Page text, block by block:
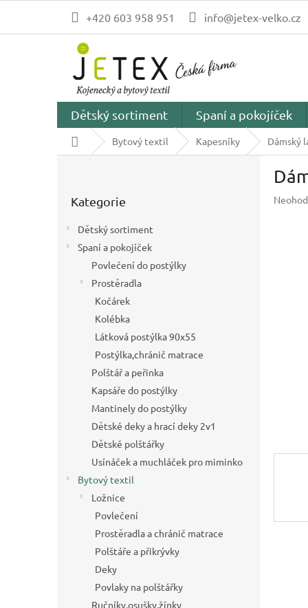
obsah
+420 603 958 951 info@jetex-velko.cz
Dětský sortiment Spaní a pokojíček
Domů Bytový textil Kapesníky Dámský
kategorie
Kategorie
Dětský sortiment
Spaní a pokojíček
Povlečení do postýlky
Prostěradla
Kočárek
Kolébka
Látková postýlka 90x55
Postýlka,chránič matrace
Polštář a peřinka
Kapsáře do postýlky
Mantinely do postýlky
Dětské deky a hrací deky 2v1
Dětské polštářky
Usínáček a muchláček pro miminko
Bytový textil
Ložnice
Povlečení
Prostěradla a chránič matrace
Polštáře a přikrývky
Deky
Povlaky na polštářky
Ručníky,osušky,žínky